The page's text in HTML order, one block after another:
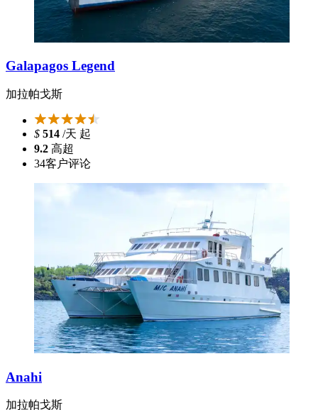
Galapagos Legend
加拉帕戈斯
$ 514 /天 起
9.2 高超
34客户评论
Anahi
加拉帕戈斯